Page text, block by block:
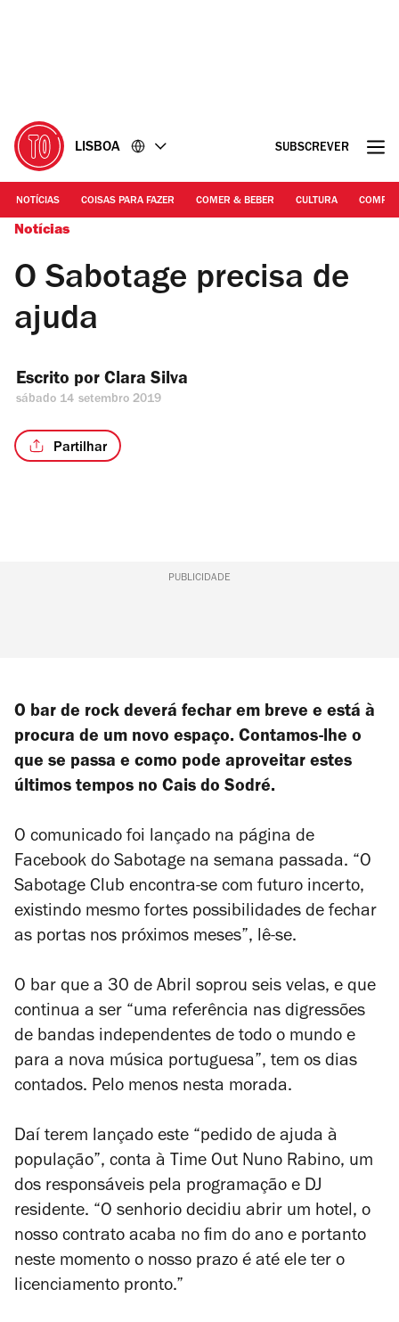
LISBOA SUBSCREVER
NOTÍCIAS COISAS PARA FAZER COMER & BEBER CULTURA
Notícias
O Sabotage precisa de
ajuda
Escrito por Clara Silva
sábado 14 setembro 2019
Partilhar
PUBLICIDADE
O bar de rock deverá fechar em breve e está à
procura de um novo espaço. Contamos-lhe o
que se passa e como pode aproveitar estes
últimos tempos no Cais do Sodré.
O comunicado foi lançado na página de
Facebook do Sabotage na semana passada. “O
Sabotage Club encontra-se com futuro incerto,
existindo mesmo fortes possibilidades de fechar
as portas nos próximos meses”, lê-se.
O bar que a 30 de Abril soprou seis velas, e que
continua a ser “uma referência nas digressões
de bandas independentes de todo o mundo e
para a nova música portuguesa”, tem os dias
contados. Pelo menos nesta morada.
Daí terem lançado este “pedido de ajuda à
população”, conta à Time Out Nuno Rabino, um
dos responsáveis pela programação e DJ
residente. “O senhorio decidiu abrir um hotel, o
nosso contrato acaba no fim do ano e portanto
neste momento o nosso prazo é até ele ter o
licenciamento pronto.”